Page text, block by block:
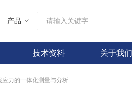
产品 ꀁ
技术资料 关于我们
应力的一体化测量与分析